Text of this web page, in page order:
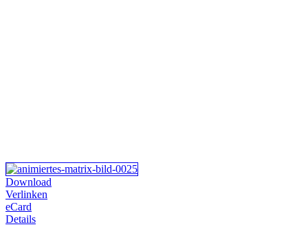
Download
Verlinken
eCard
Details